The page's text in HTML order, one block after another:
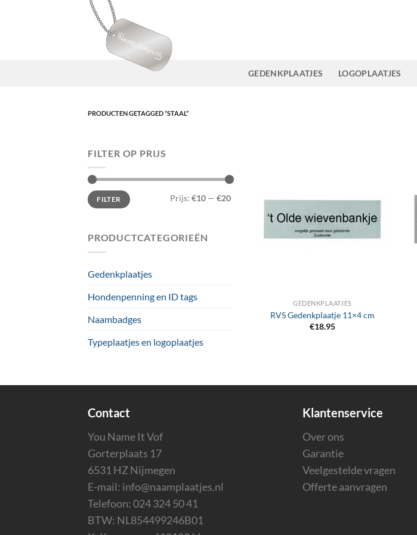
GEDENKPLAATJES LOGOPLAATJES
PRODUCTEN GETAGGED “STAAL”
FILTER OP PRIJS
Min.
prijs
Max.
prijsFILTER Prijs: €10 — €20
PRODUCTCATEGORIEËN
Gedenkplaatjes
Hondenpenning en ID tags
Naambadges
Typeplaatjes en logoplaatjes
GEDENKPLAATJES
RVS Gedenkplaatje 11×4 cm
€18.95
Contact
You Name It Vof
Gorterplaats 17
6531 HZ Nijmegen
E-mail: info@naamplaatjes.nl
Telefoon: 024 324 50 41
BTW: NL854499246B01
Klantenservice
Over ons
Garantie
Veelgestelde vragen
Offerte aanvragen